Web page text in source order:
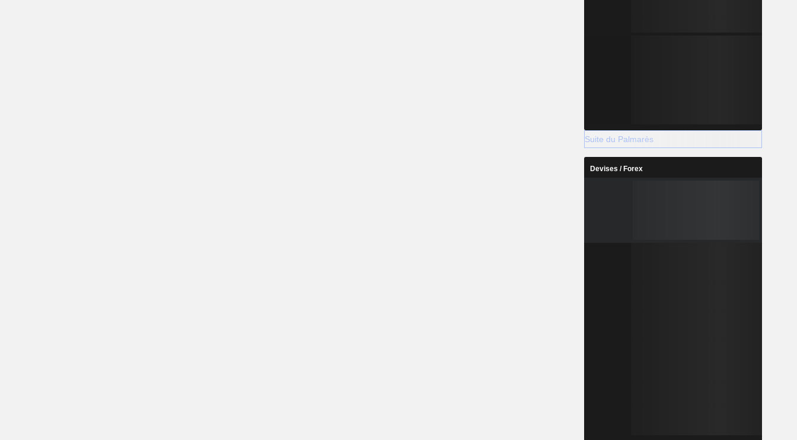
Suite du Palmarès
Devises / Forex